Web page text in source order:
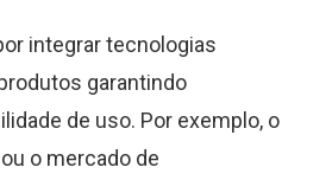
integrar tecnologias
garantindo
de uso. Por exemplo, o
o mercado de